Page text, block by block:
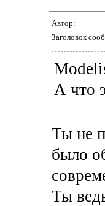
Автор:
Заголовок
А что
Ты не
было
Ты